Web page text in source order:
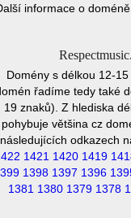
informace o
Domény s délkou 12-
řadíme tedy také
znaků). Z hlediska
většina cz
odkazech
1421 1420 1419
1398 1397 1396
1381 1380 1379 1378